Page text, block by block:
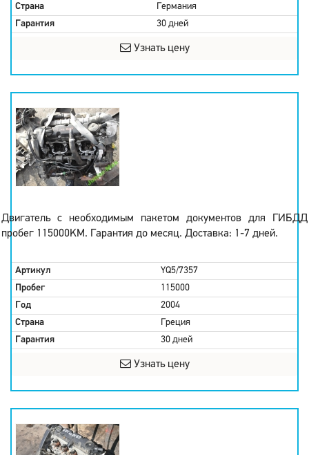
Страна
Германия
Гарантия
30 дней
Узнать цену
Двигатель с необходимым пакетом документов для ГИБДД
пробег 115000KM. Гарантия до месяц. Доставка: 1-7 дней.
Артикул
YQ5/7357
Пробег
115000
Год
2004
Страна
Греция
Гарантия
30 дней
Узнать цену